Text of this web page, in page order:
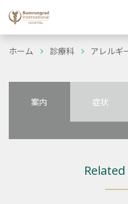
ホーム 診療科 アレルギ
案内 症状